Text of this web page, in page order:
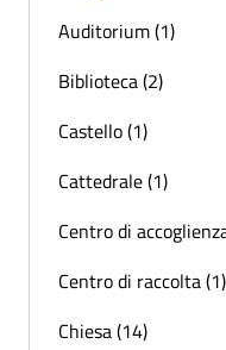
Auditorium (1)
Biblioteca (2)
Castello (1)
Cattedrale (1)
Centro di
Centro di raccolta (1)
Chiesa (14)